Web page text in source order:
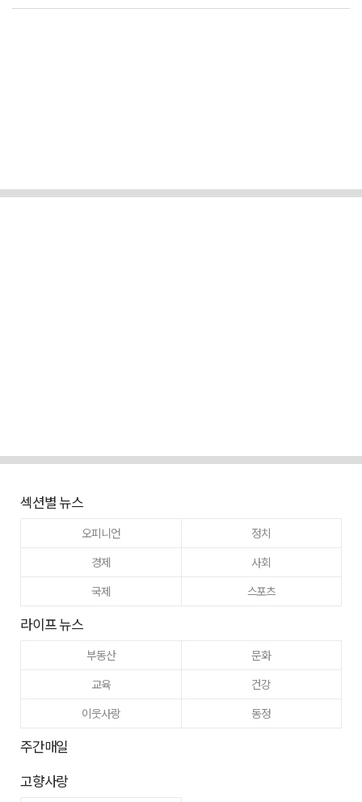
섹션별 뉴스
오피니언
정치
경제
사회
국제
스포츠
라이프 뉴스
부동산
문화
교육
건강
이웃사랑
동정
주간매일
고향사랑